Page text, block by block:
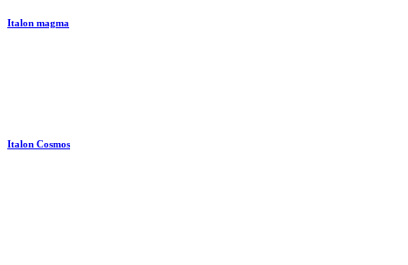
Italon magma
Italon Cosmos